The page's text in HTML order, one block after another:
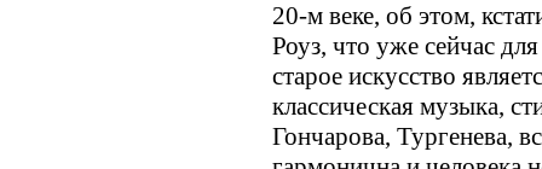
20-м веке, об этом,
Роуз, что уже сейчас
старое искусство
классическая музыка,
Гончарова, Тургенева,